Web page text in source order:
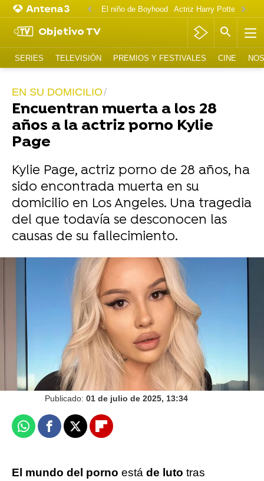
El niño de Boyhood Actriz Harry Potter
Objetivo TV
SERIES TELEVISIÓN PREMIOS Y FESTIVALES CINE
EN SU DOMICILIO
Encuentran muerta a los 28
años a la actriz porno Kylie
Page
Kylie Page, actriz porno de 28 años, ha
sido encontrada muerta en su
domicilio en Los Angeles. Una tragedia
del que todavía se desconocen las
causas de su fallecimiento.
Vídeo: Netflix I Foto: Instagram Kylie Page
J. Carlos López Ruedas
Publicado: 01 de julio de 2025, 13:34
WhatsappFacebook
X Flipboard
El mundo del porno está de luto tras